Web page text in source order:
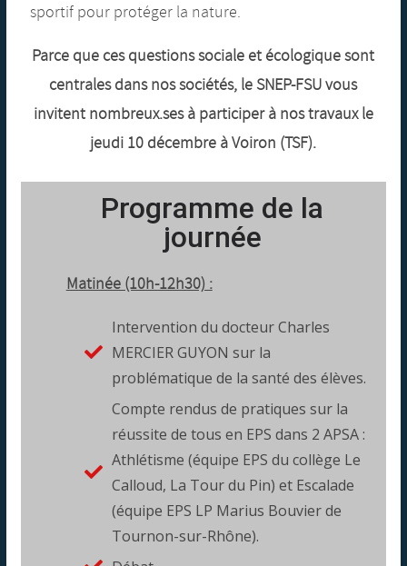
sportif pour protéger la nature.
Parce que ces questions sociale et écologique sont
centrales dans nos sociétés, le SNEP-FSU vous
invitent nombreux.ses à participer à nos travaux le
jeudi 10 décembre à Voiron (TSF).
Programme de la
journée
Matinée (10h-12h30) :
Intervention du docteur Charles
MERCIER GUYON sur la
problématique de la santé des élèves.
Compte rendus de pratiques sur la
réussite de tous en EPS dans 2 APSA :
Athlétisme (équipe EPS du collège Le
Calloud, La Tour du Pin) et Escalade
(équipe EPS LP Marius Bouvier de
Tournon-sur-Rhône).